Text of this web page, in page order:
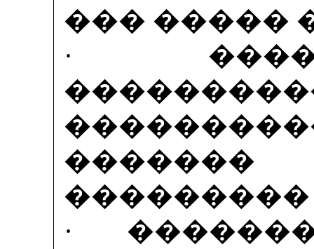
��� �����
·
���������
·